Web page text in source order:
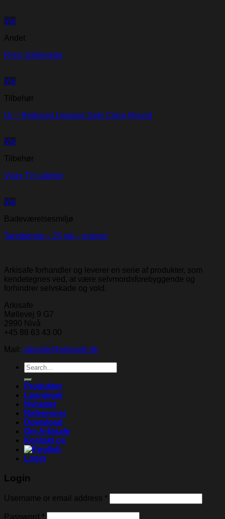
Vis
Andet
Ryno Safewaste
Vis
Tilbehør
Ur – Reduced Ligature Safe Clock Round
Vis
Tilbehør
Visio TV cabinet
Vis
Badeværelsesmiljø
Tandbørste – 25 stk – orange
Arkisafe forhandler og leverer en serie af produkter, som
kendetegnes ved, at være selvmordsforebyggende og
forhindrer selvskade og vold.
Arkisafe
Møllevej 9 G7
2990 Nivå
+45 88 63 43 00
Mail: arkisafe@arkisafe.dk
Search
for:
Produkter
Løsninger
Nyheder
Referencer
Download
Om Arkisafe
Kontakt os
Login
Login
Username or email address *
Password *